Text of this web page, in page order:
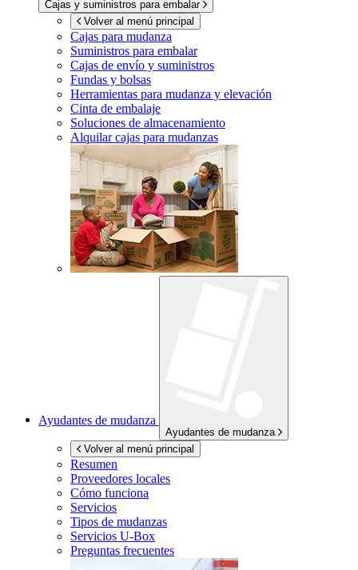
Cajas y suministros para embalar
Volver al menú principal
Cajas para mudanza
Suministros para embalar
Cajas de envío y suministros
Fundas y bolsas
Herramientas para mudanza y elevación
Cinta de embalaje
Soluciones de almacenamiento
Alquilar cajas para mudanzas
Ayudantes de mudanza
Ayudantes de mudanza
Volver al menú principal
Resumen
Proveedores locales
Cómo funciona
Servicios
Tipos de mudanzas
Servicios U-Box
Preguntas frecuentes